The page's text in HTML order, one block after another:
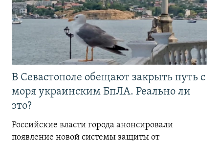
В Севастополе обещают закрыть путь с
моря украинским БпЛА. Реально ли
это?
Российские власти города анонсировали
появление новой системы защиты от